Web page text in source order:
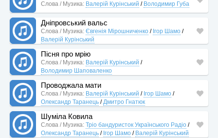
Слова / Музика: Валерій Курінський / Володимир Губа
Дніпровський вальс
Слова / Музика: Євгенія Мірошниченко / Ігор Шамо /
Валерій Курінський
Пісня про мрію
Слова / Музика: Валерій Курінський /
Володимир Шаповаленко
Проводжала мати
Слова / Музика: Валерій Курінський / Ігор Шамо /
Олександр Таранець / Дмитро Гнатюк
Шуміла Ковила
Слова / Музика: Тріо бандуристок Українського Радіо /
Олександр Таранець / Ігор Шамо / Валерій Курінський